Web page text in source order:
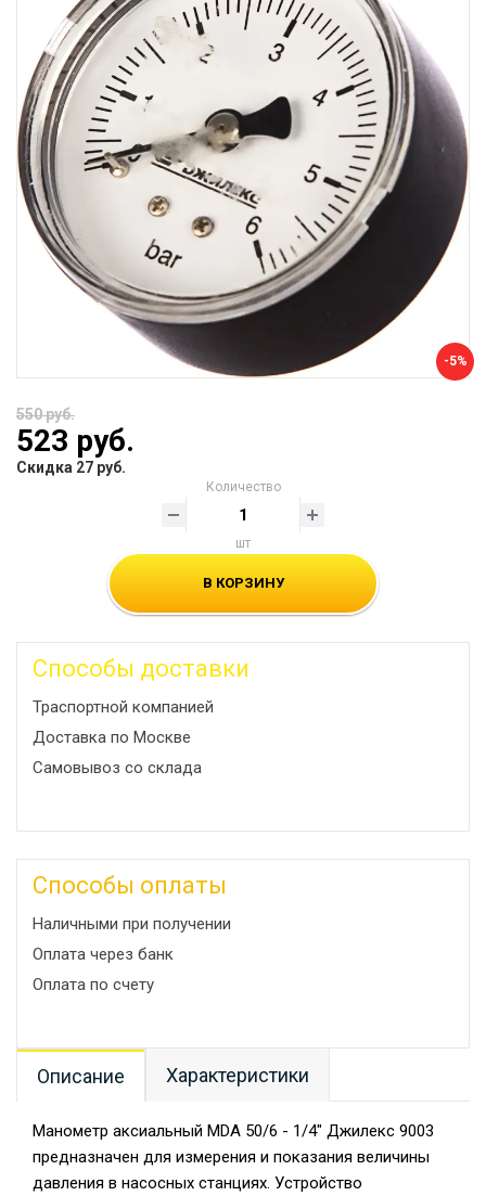
-5%
550 руб.
523 руб.
Скидка 27 руб.
Количество
шт
В КОРЗИНУ
Способы доставки
Траспортной компанией
Доставка по Москве
Самовывоз со склада
Способы оплаты
Наличными при получении
Оплата через банк
Оплата по счету
Описание Характеристики
Манометр аксиальный МDА 50/6 - 1/4" Джилекс 9003
предназначен для измерения и показания величины
давления в насосных станциях. Устройство